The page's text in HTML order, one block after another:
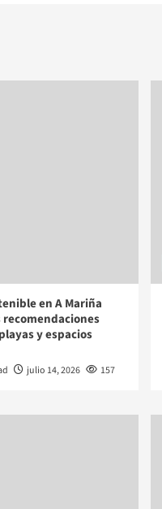
en A Mariña
recomendaciones
y espacios
julio 14, 2026 157